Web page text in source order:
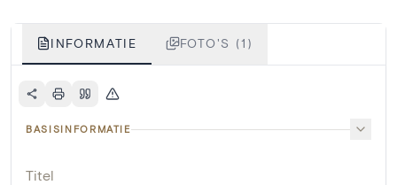
INFORMATIE FOTO'S (1)
BASISINFORMATIE
Titel